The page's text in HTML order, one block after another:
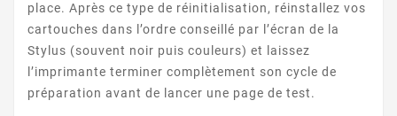
STYLUS DX8450
place. Après ce type de réinitialisation, réinstallez vos
cartouches dans l’ordre conseillé par l’écran de la
Stylus (souvent noir puis couleurs) et laissez
l’imprimante terminer complètement son cycle de
préparation avant de lancer une page de test.